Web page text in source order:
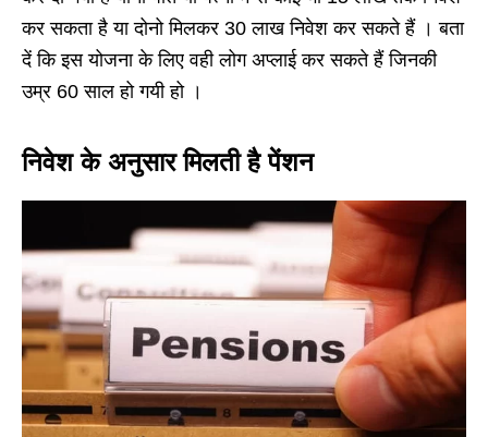
कर सकता है या दोनो मिलकर 30 लाख निवेश कर सकते हैं । बता
दें कि इस योजना के लिए वही लोग अप्लाई कर सकते हैं जिनकी
उम्र 60 साल हो गयी हो ।
निवेश के अनुसार मिलती है पेंशन